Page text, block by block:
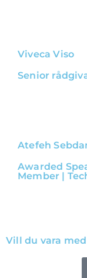
Viveca Viso
Senior
Atefeh
Awarded
Member |
Vill du vara